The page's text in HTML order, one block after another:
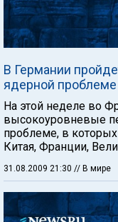
В Германии
ядерной
На этой неделе во
высокоуровневые
проблеме, в
Китая, Франции,
31.08.2009 21:30 // В мире